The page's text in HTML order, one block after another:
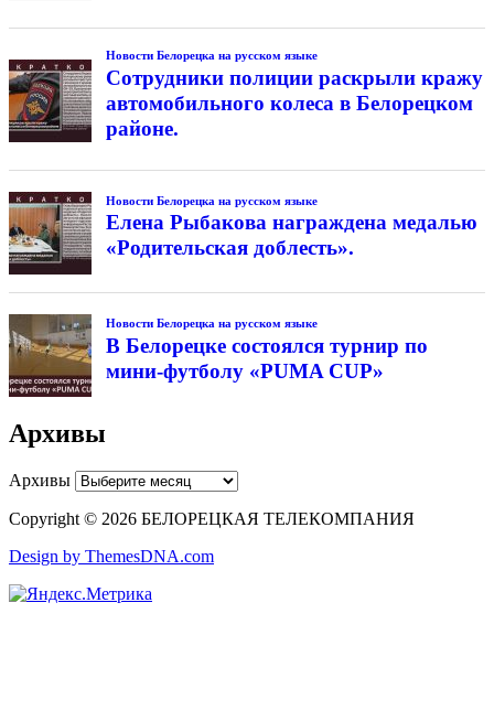
Новости Белорецка на русском языке
Сотрудники полиции раскрыли кражу
автомобильного колеса в Белорецком
районе.
Новости Белорецка на русском языке
Елена Рыбакова награждена медалью
«Родительская доблесть».
Новости Белорецка на русском языке
В Белорецке состоялся турнир по
мини-футболу «PUMA CUP»
Архивы
Архивы
Copyright © 2026 БЕЛОРЕЦКАЯ ТЕЛЕКОМПАНИЯ
Design by ThemesDNA.com